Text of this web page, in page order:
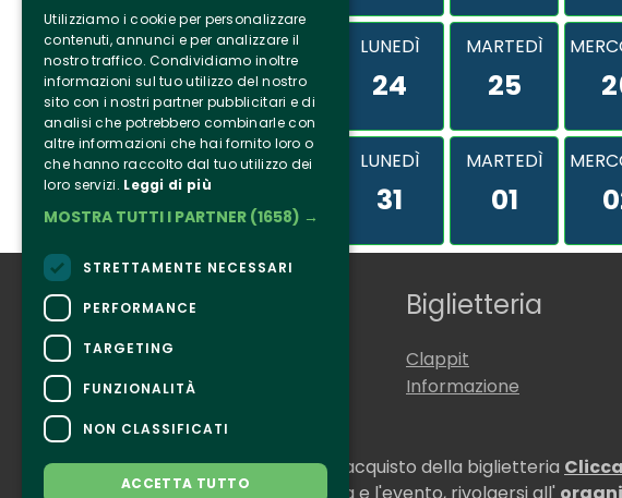
LUNEDÌ
24
MARTEDÌ
25
LUNEDÌ
31
MARTEDÌ
01
Chi siamo
Tenuta Selvaggia
Contatti
Biglietteria
Clappit
Informazione
CONTATTI
Per informazioni e supporto all'acquisto della biglietteria
Utilizziamo i cookie per personalizzare
contenuti, annunci e per analizzare il
nostro traffico. Condividiamo inoltre
informazioni sul tuo utilizzo del nostro
sito con i nostri partner pubblicitari e di
analisi che potrebbero combinarle con
altre informazioni che hai fornito loro o
che hanno raccolto dal tuo utilizzo dei
loro servizi. Leggi di più
MOSTRA TUTTI I PARTNER (1658) →
STRETTAMENTE NECESSARI
PERFORMANCE
TARGETING
FUNZIONALITÀ
NON CLASSIFICATI
ACCETTA TUTTO